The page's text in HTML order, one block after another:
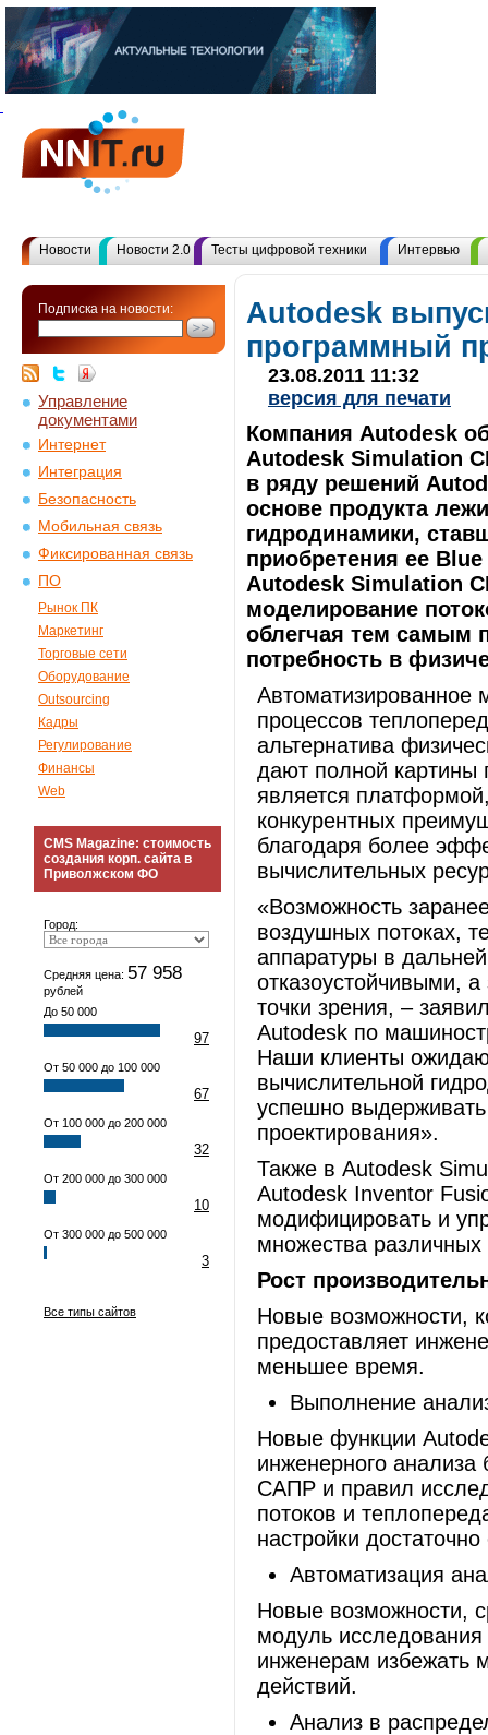
Новости Новости 2.0 Тесты цифровой техники Интервью
Подписка на новости:
Управление
документами
Интернет
Интеграция
Безопасность
Мобильная связь
Фиксированная связь
ПО
Рынок ПК
Маркетинг
Торговые сети
Оборудование
Outsourcing
Кадры
Регулирование
Финансы
Web
CMS Magazine: стоимость
создания корп. сайта в
Приволжском ФО
Город:
Средняя цена: 57 958
рублей
До 50 000
97
От 50 000 до 100 000
67
От 100 000 до 200 000
32
От 200 000 до 300 000
10
От 300 000 до 500 000
3
Все типы сайтов
Autodesk
программный
23.08.2011 11:32
версия для печати
Компания Autodesk
Autodesk Simulation
в ряду решений
основе продукта
гидродинамики,
приобретения ее
Autodesk Simulation
моделирование
облегчая тем самым
потребность в
Автоматизированное
процессов
альтернатива
дают полной картины
является
конкурентных
благодаря более
вычислительных
«Возможность
воздушных потоках,
аппаратуры в
отказоустойчивыми,
точки зрения, –
Autodesk по
Наши клиенты
вычислительной
успешно
проектирования».
Также в Autodesk
Autodesk Inventor
модифицировать и
множества
Рост
Новые возможности,
предоставляет
меньшее время.
Выполнение
Новые функции
инженерного анализа
САПР и правил
потоков и
настройки
Автоматизация
Новые возможности,
модуль
инженерам избежать
действий.
Анализ в